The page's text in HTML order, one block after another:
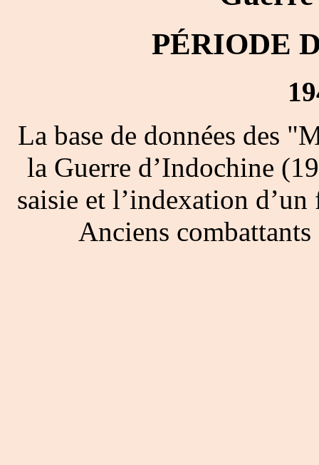
PÉRIODE
La base de données des
la Guerre d’Indochine
saisie et l’indexation
Anciens